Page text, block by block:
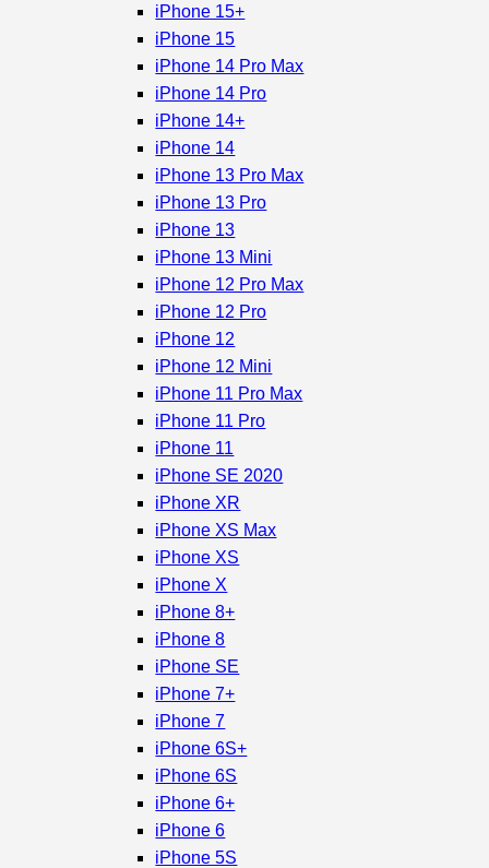
iPhone 15+
iPhone 15
iPhone 14 Pro Max
iPhone 14 Pro
iPhone 14+
iPhone 14
iPhone 13 Pro Max
iPhone 13 Pro
iPhone 13
iPhone 13 Mini
iPhone 12 Pro Max
iPhone 12 Pro
iPhone 12
iPhone 12 Mini
iPhone 11 Pro Max
iPhone 11 Pro
iPhone 11
iPhone SE 2020
iPhone XR
iPhone XS Max
iPhone XS
iPhone X
iPhone 8+
iPhone 8
iPhone SE
iPhone 7+
iPhone 7
iPhone 6S+
iPhone 6S
iPhone 6+
iPhone 6
iPhone 5S